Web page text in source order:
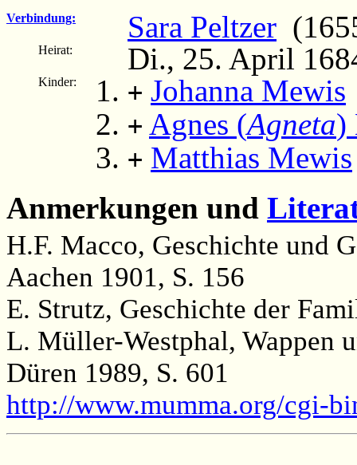
Verbindung: Sara Peltzer
Heirat: Di., 25. April
Kinder: + Johanna Mewis
+ Agnes (Agneta)
+ Matthias Mewis
Anmerkungen und
H.F. Macco, Geschichte und
Aachen 1901, S. 156
E. Strutz, Geschichte der
L. Müller-Westphal, Wappen
Düren 1989, S. 601
http://www.mumma.org/cgi-